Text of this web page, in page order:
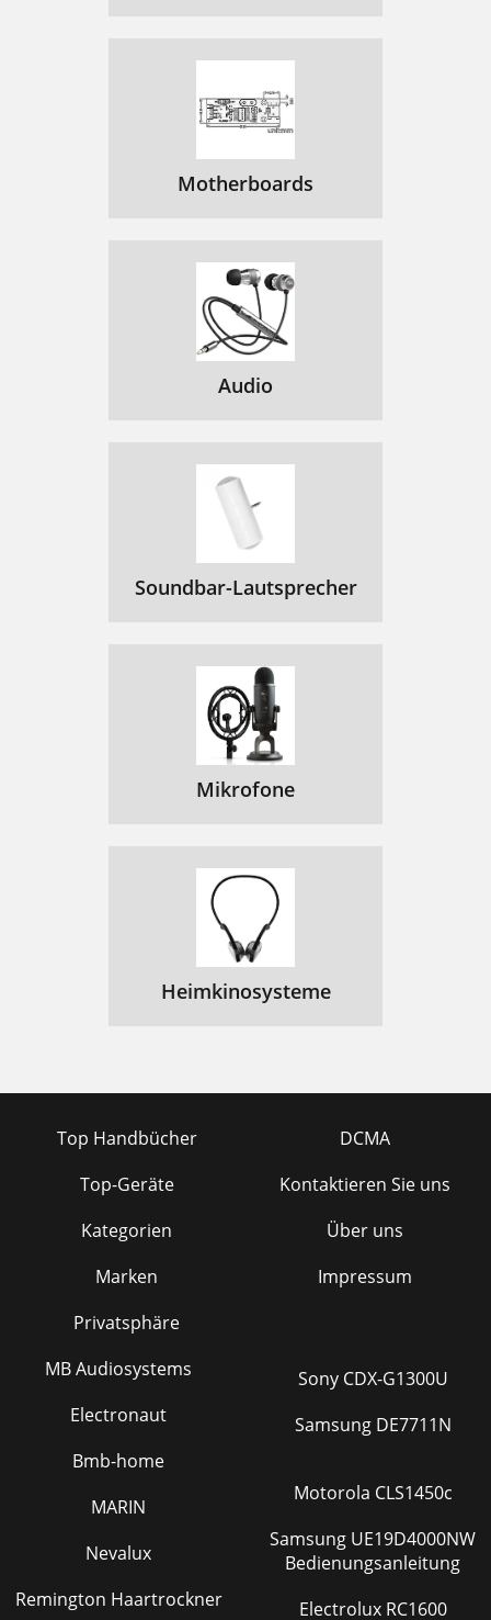
Motherboards
Audio
Soundbar-Lautsprecher
Mikrofone
Heimkinosysteme
Top Handbücher
Top-Geräte
Kategorien
Marken
Privatsphäre
DCMA
Kontaktieren Sie uns
Über uns
Impressum
MB Audiosystems
Electronaut
Bmb-home
MARIN
Nevalux
Remington Haartrockner
Sony CDX-G1300U
Samsung DE7711N
Motorola CLS1450c
Samsung UE19D4000NW
Bedienungsanleitung
Electrolux RC1600